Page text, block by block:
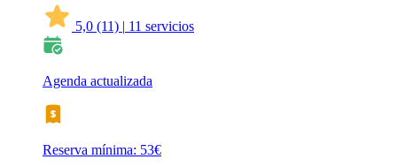
5,0 (11) | 11 servicios
Agenda actualizada
Reserva mínima: 53€